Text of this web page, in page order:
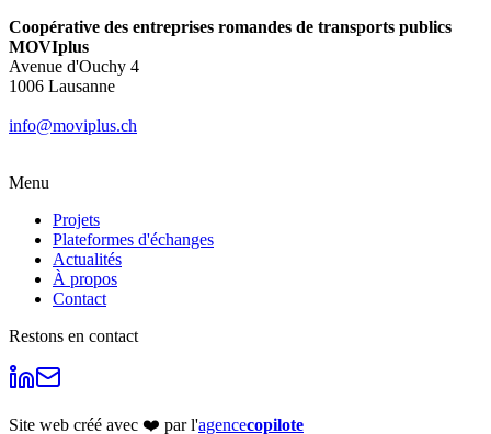
Coopérative des entreprises romandes de transports publics
MOVIplus
Avenue d'Ouchy 4
1006 Lausanne
info@moviplus.ch
Menu
Projets
Plateformes d'échanges
Actualités
À propos
Contact
Restons en contact
Site web créé avec ❤️ par l'agencecopilote